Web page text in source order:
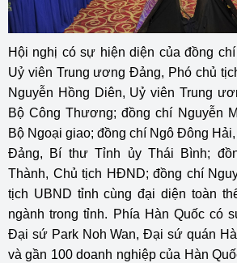
Hội nghị có sự hiện diện của đồng
Uỷ viên Trung ương Đảng, Phó chủ
Nguyễn Hồng Diên, Uỷ viên Trung
Bộ Công Thương; đồng chí Nguyễn
Bộ Ngoại giao; đồng chí Ngô Đông
Đảng, Bí thư Tỉnh ủy Thái Bình;
Thành, Chủ tịch HĐND; đồng chí
tịch UBND tỉnh cùng đại diện toàn
ngành trong tỉnh. Phía Hàn Quốc có
Đại sứ Park Noh Wan, Đại sứ quán
và gần 100 doanh nghiệp của Hàn